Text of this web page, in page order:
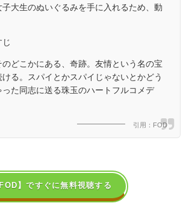
大生のぬいぐるみを手に入れるため、動
じ
どこかにある、奇跡。友情という名の宝
る。スパイとかスパイじゃないとかどう
った同志に送る珠玉のハートフルコメデ
引用：FOD
FOD】ですぐに無料視聴する